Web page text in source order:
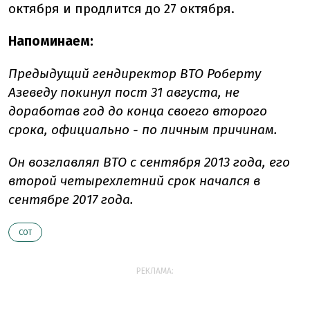
октября и продлится до 27 октября.
Напоминаем:
Предыдущий гендиректор ВТО Роберту
Азеведу покинул пост 31 августа, не
доработав год до конца своего второго
срока, официально - по личным причинам.
Он возглавлял ВТО с сентября 2013 года, его
второй четырехлетний срок начался в
сентябре 2017 года.
CОТ
РЕКЛАМА: